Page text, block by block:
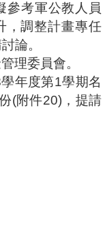
參考軍公教人員
，調整計畫專任
論。
理委員會。
學年度第1學期名
(附件20) ，提請